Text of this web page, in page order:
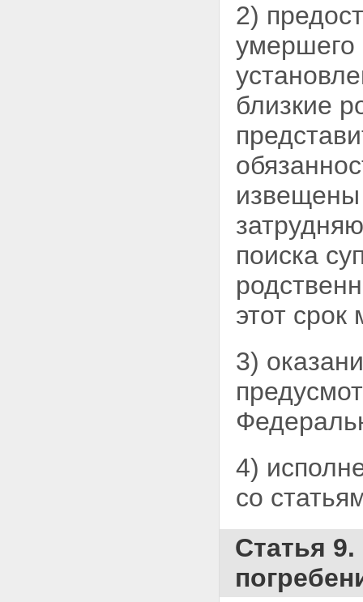
2)
умершего
близкие
извещены
поиска
этот
3)
4)
со
Статья